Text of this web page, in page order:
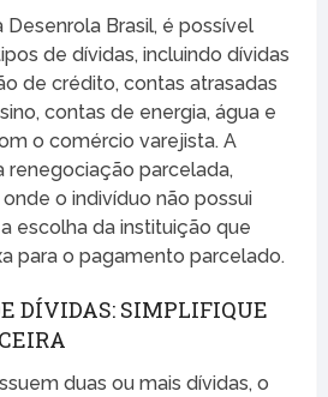
Brasil, é possível
de dívidas, incluindo dívidas
de crédito, contas atrasadas
contas de energia, água e
o comércio varejista. A
parcelada,
o indivíduo não possui
escolha da instituição que
para o pagamento parcelado.
DÍVIDAS: SIMPLIFIQUE
duas ou mais dívidas, o